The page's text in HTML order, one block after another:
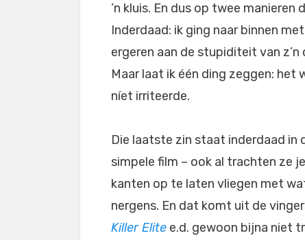
’n kluis. En dus op twee manieren
Inderdaad: ik ging naar binnen
ergeren aan de stupiditeit van
Maar laat ik één ding zeggen: het
níet irriteerde.
Die laatste zin staat inderdaad in
simpele film – ook al trachten ze
kanten op te laten vliegen met
nergens. En dat komt uit de
Killer Elite e.d. gewoon bijna niet